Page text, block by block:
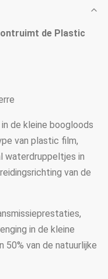
ontruimt de Plastic
de kleine boogloods
van plastic film,
waterdruppeltjes in
van de
in de kleine
50% van de natuurlijke